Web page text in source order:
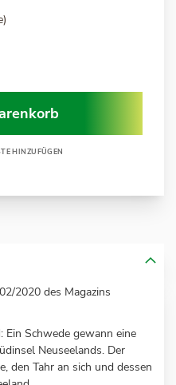
HINZUFÜGEN
2020 des Magazins
Ein Schwede gewann eine
Neuseelands. Der
den Tahr an sich und dessen